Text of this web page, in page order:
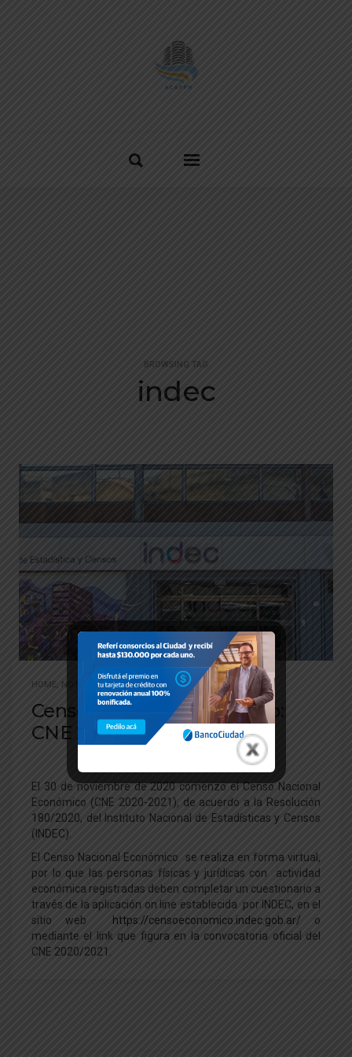
BROWSING TAG
indec
HOME, NOTICIAS
Censo Nacional Económico:
CNE 2020-2021
El 30 de noviembre de 2020 comenzó el Censo Nacional
Económico (CNE 2020-2021), de acuerdo a la Resolución
180/2020, del Instituto Nacional de Estadísticas y Censos
(INDEC).
El Censo Nacional Económico se realiza en forma virtual,
por lo que las personas físicas y jurídicas con actividad
económica registradas deben completar un cuestionario a
través de la aplicación on line establecida por INDEC, en el
sitio web
https://censoeconomico.indec.gob.ar/ o
mediante el link que figura en la convocatoria oficial del
CNE 2020/2021.